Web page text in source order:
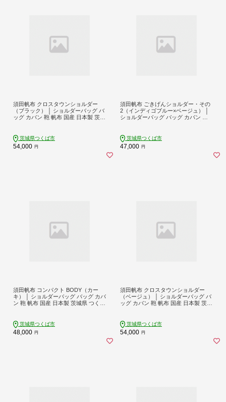
須田帆布 クロスタウンショルダー
（ブラック） │ ショルダーバッグ バ
ッグ カバン 鞄 帆布 国産 日本製 茨城
茨城県つくば市
54,000 円
須田帆布 ごきげんショルダー・その
2（インディゴブルー×ベージュ） │
ショルダーバッグ バッグ カバン 鞄
茨城県つくば市
47,000 円
須田帆布 コンパクト BODY（カー
キ） │ ショルダーバッグ バッグ カバ
ン 鞄 帆布 国産 日本製 茨城県 つくば
茨城県つくば市
48,000 円
須田帆布 クロスタウンショルダー
（ベージュ） │ ショルダーバッグ バ
ッグ カバン 鞄 帆布 国産 日本製 茨城
茨城県つくば市
54,000 円